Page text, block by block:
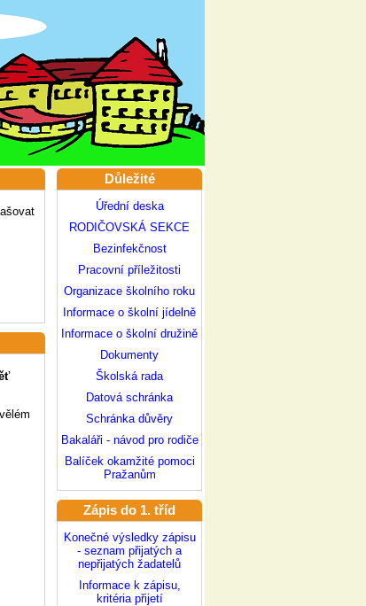
Důležité
Úřední deska
RODIČOVSKÁ SEKCE
Bezinfekčnost
Pracovní příležitosti
Organizace školního roku
Informace o školní jídelně
Informace o školní družině
Dokumenty
Školská rada
Datová schránka
Schránka důvěry
Bakaláři - návod pro rodiče
Balíček okamžité pomoci
Pražanům
Zápis do 1. tříd
Konečné výsledky zápisu
- seznam přijatých a
nepřijatých žadatelů
Informace k zápisu,
kritéria přijetí